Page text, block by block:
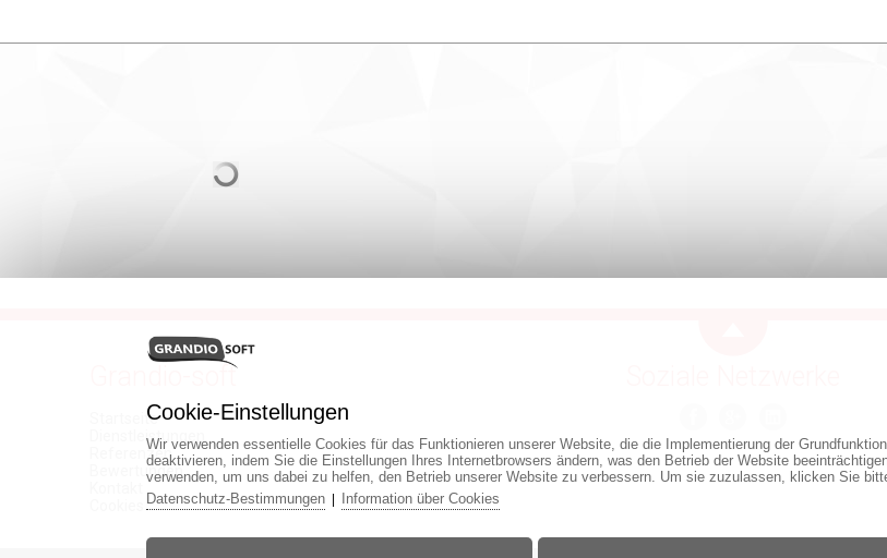
Grandio-soft
Startseite
Dienstleistungen
Referenzen
Bewertungen
Cookie-Einstellungen
Wir verwenden essentielle Cookies für das Funktionieren unserer Website, die die Implementierung der
deaktivieren, indem Sie die Einstellungen Ihres Internetbrowsers ändern, was den Betrieb der Website
verwenden, um uns dabei zu helfen, den Betrieb unserer Website zu verbessern. Um sie zuzulassen, klicken Sie
Datenschutz-Bestimmungen
Information über Cookies